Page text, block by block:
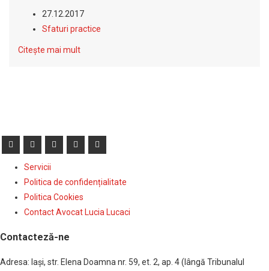
27.12.2017
Sfaturi practice
Citește mai mult
Servicii
Politica de confidențialitate
Politica Cookies
Contact Avocat Lucia Lucaci
Contacteză-ne
Adresa: Iaşi, str. Elena Doamna nr. 59, et. 2, ap. 4 (lângă Tribunalul